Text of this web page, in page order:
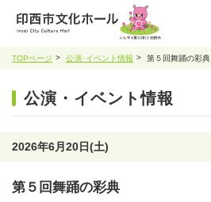
TOPページ 公演･イベント情報 第５回舞踊の彩典
公演・イベント情報
2026年6月20日(土)
第５回舞踊の彩典